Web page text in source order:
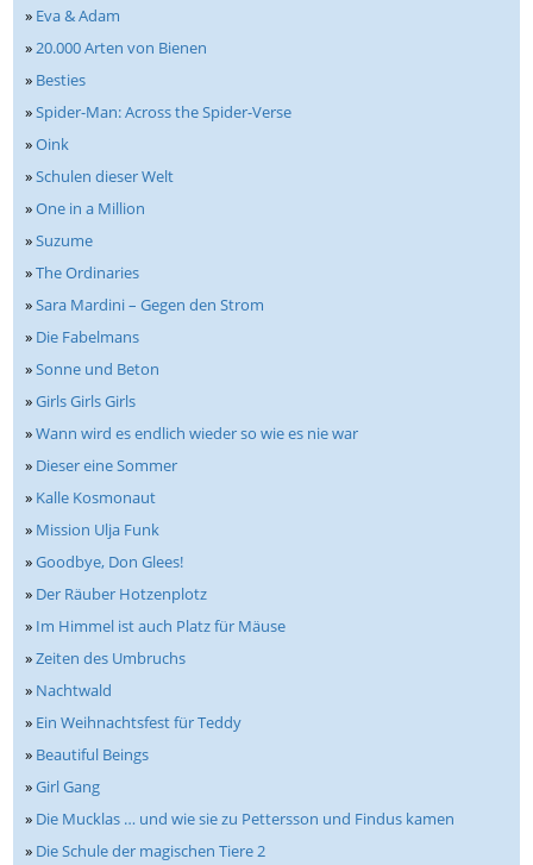
» Eva & Adam
»20.000 Arten von Bienen
» Besties
»Spider-Man: Across the Spider-Verse
»Oink
»Schulen dieser Welt
»One in a Million
»Suzume
»The Ordinaries
»Sara Mardini – Gegen den Strom
» Die Fabelmans
»Sonne und Beton
»Girls Girls Girls
»Wann wird es endlich wieder so wie es nie war
» Dieser eine Sommer
» Kalle Kosmonaut
» Mission Ulja Funk
»Goodbye, Don Glees!
» Der Räuber Hotzenplotz
» Im Himmel ist auch Platz für Mäuse
»Zeiten des Umbruchs
» Nachtwald
» Ein Weihnachtsfest für Teddy
» Beautiful Beings
»Girl Gang
» Die Mucklas … und wie sie zu Pettersson und Findus kamen
» Die Schule der magischen Tiere 2